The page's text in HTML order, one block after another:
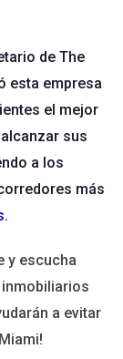
que han
experiencia
para los
países
en
y
en Europa.
cultural
que buscan
radica en
de The
esta empresa
el mejor
sus
a los
más
.
y escucha
a evitar